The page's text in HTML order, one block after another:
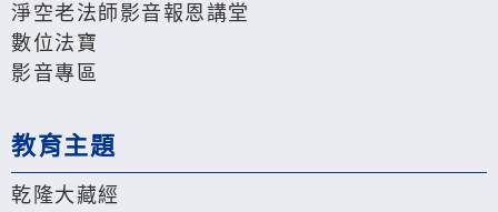
淨空老法師影音報恩講堂
數位法寶
影音專區
教育主題
乾隆大藏經